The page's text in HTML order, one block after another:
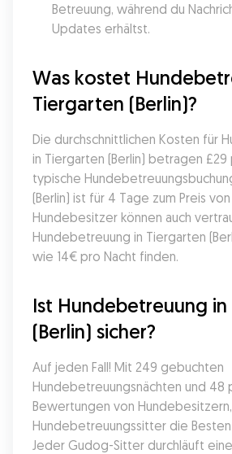
Betreuung, während du
Updates erhältst.
Was kostet
Tiergarten (Berlin)?
Die durchschnittlichen Kosten für
in Tiergarten (Berlin) betragen £29
typische
(Berlin) ist für 4 Tage zum Preis
Hundebesitzer können auch
Hundebetreuung in Tiergarten
wie 14€ pro Nacht finden.
Ist Hundebetreuung
(Berlin) sicher?
Auf jeden Fall! Mit 249 gebuchten
Hundebetreuungsnächten und 48
Bewertungen von
Hundebetreuungssitter die
Jeder Gudog-Sitter durchläuft